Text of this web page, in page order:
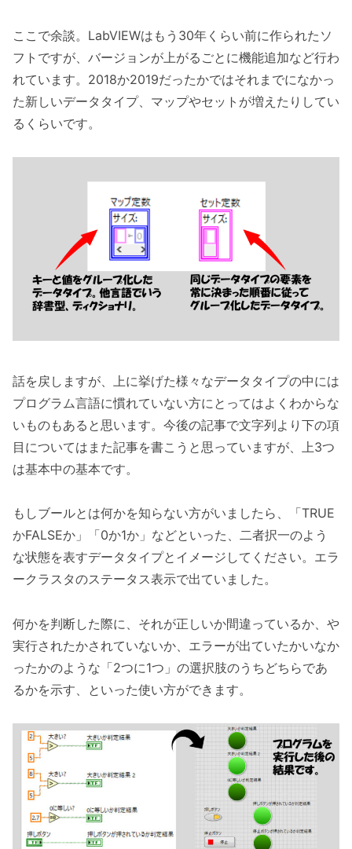
ここで余談。LabVIEWはもう30年くらい前に作られたソ
フトですが、バージョンが上がるごとに機能追加など行わ
れています。2018か2019だったかではそれまでになかっ
た新しいデータタイプ、マップやセットが増えたりしてい
るくらいです。
話を戻しますが、上に挙げた様々なデータタイプの中には
プログラム言語に慣れていない方にとってはよくわからな
いものもあると思います。今後の記事で文字列より下の項
目についてはまた記事を書こうと思っていますが、上3つ
は基本中の基本です。
もしブールとは何かを知らない方がいましたら、「TRUE
かFALSEか」「0か1か」などといった、二者択一のよう
な状態を表すデータタイプとイメージしてください。エラ
ークラスタのステータス表示で出ていました。
何かを判断した際に、それが正しいか間違っているか、や
実行されたかされていないか、エラーが出ていたかいなか
ったかのような「2つに1つ」の選択肢のうちどちらであ
るかを示す、といった使い方ができます。